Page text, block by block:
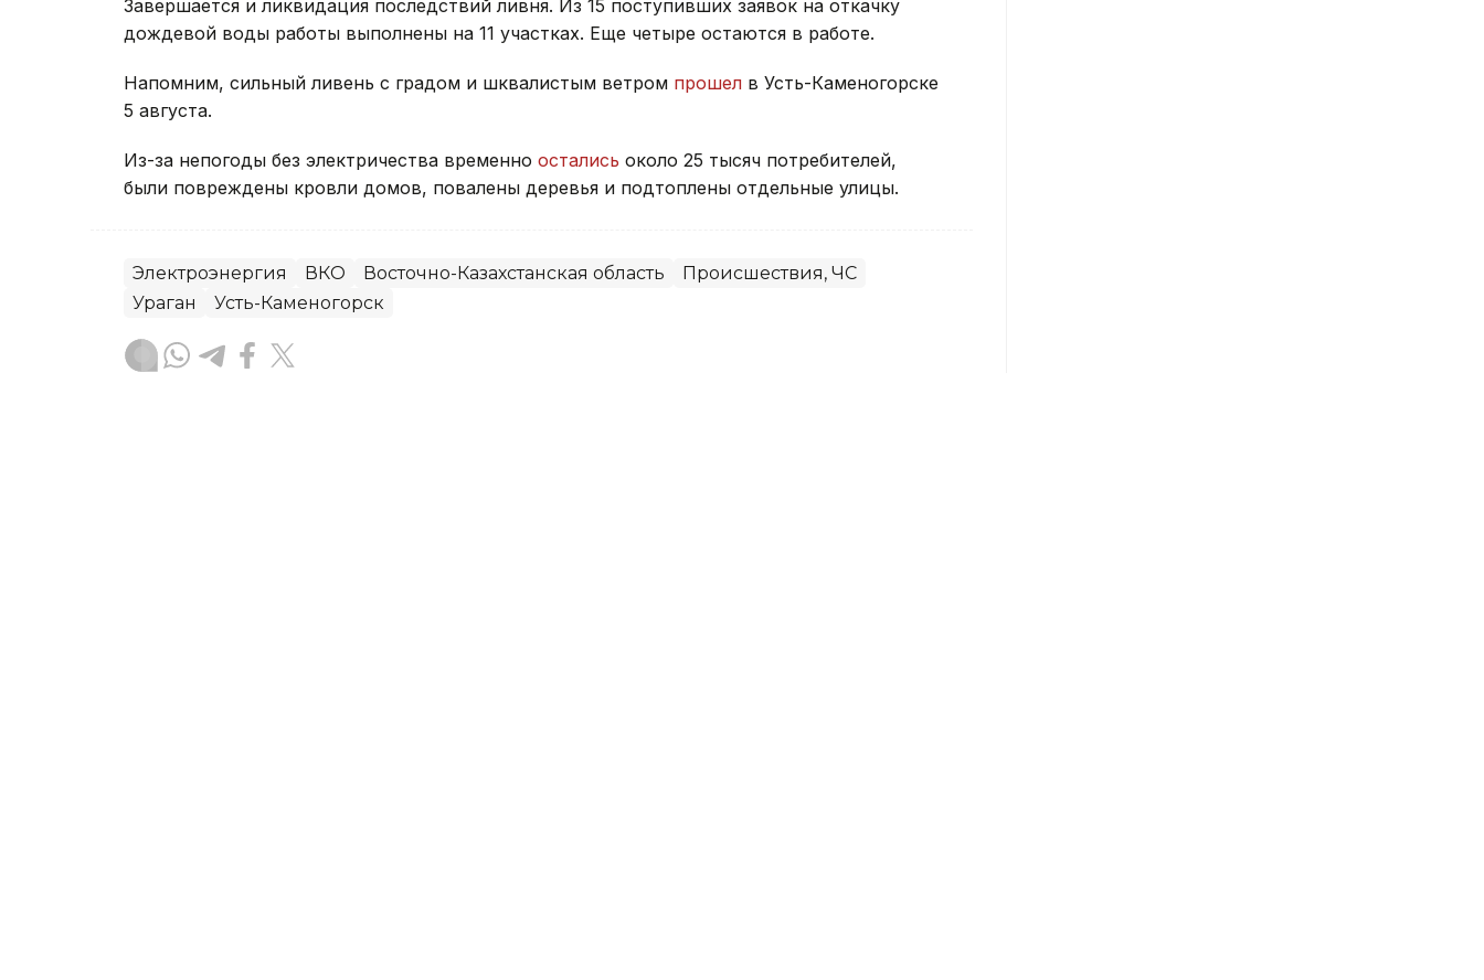
Завершается и ликвидация последствий ливня. Из 15 поступивших заявок на откачку
дождевой воды работы выполнены на 11 участках. Еще четыре остаются в работе.
Напомним, сильный ливень с градом и шквалистым ветром прошел в Усть-Каменогорске
5 августа.
Из-за непогоды без электричества временно остались около 25 тысяч потребителей,
были повреждены кровли домов, повалены деревья и подтоплены отдельные улицы.
Электроэнергия ВКО Восточно-Казахстанская область
Происшествия, ЧС
Ураган
Усть-Каменогорск